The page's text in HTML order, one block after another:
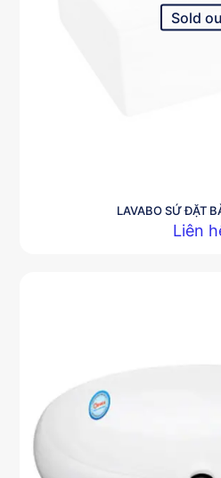
Sold
LAVABO SỨ ĐẶT
Liên